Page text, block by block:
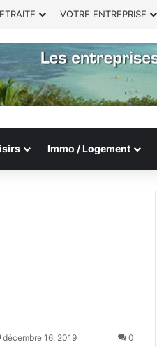
VOTRE ENTREPRISE
Immo / Logement
décembre 16, 2019 0